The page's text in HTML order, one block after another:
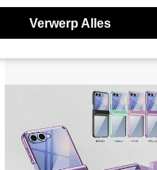
Verwerp Alles